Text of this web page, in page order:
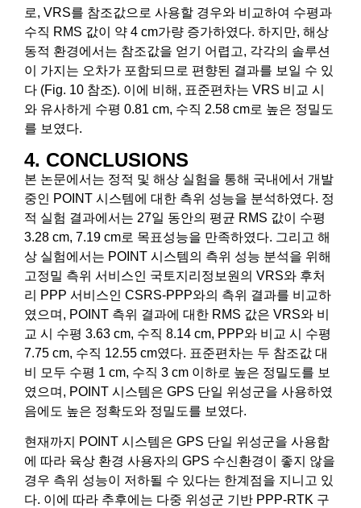
로, VRS를 참조값으로 사용할 경우와 비교하여 수평과
수직 RMS 값이 약 4 cm가량 증가하였다. 하지만, 해상
동적 환경에서는 참조값을 얻기 어렵고, 각각의 솔루션
이 가지는 오차가 포함되므로 편향된 결과를 보일 수 있
다 (Fig. 10 참조). 이에 비해, 표준편차는 VRS 비교 시
와 유사하게 수평 0.81 cm, 수직 2.58 cm로 높은 정밀도
를 보였다.
4. CONCLUSIONS
본 논문에서는 정적 및 해상 실험을 통해 국내에서 개발
중인 POINT 시스템에 대한 측위 성능을 분석하였다. 정
적 실험 결과에서는 27일 동안의 평균 RMS 값이 수평
3.28 cm, 7.19 cm로 목표성능을 만족하였다. 그리고 해
상 실험에서는 POINT 시스템의 측위 성능 분석을 위해
고정밀 측위 서비스인 국토지리정보원의 VRS와 후처
리 PPP 서비스인 CSRS-PPP와의 측위 결과를 비교하
였으며, POINT 측위 결과에 대한 RMS 값은 VRS와 비
교 시 수평 3.63 cm, 수직 8.14 cm, PPP와 비교 시 수평
7.75 cm, 수직 12.55 cm였다. 표준편차는 두 참조값 대
비 모두 수평 1 cm, 수직 3 cm 이하로 높은 정밀도를 보
였으며, POINT 시스템은 GPS 단일 위성군을 사용하였
음에도 높은 정확도와 정밀도를 보였다.
현재까지 POINT 시스템은 GPS 단일 위성군을 사용함
에 따라 육상 환경 사용자의 GPS 수신환경이 좋지 않을
경우 측위 성능이 저하될 수 있다는 한계점을 지니고 있
다. 이에 따라 추후에는 다중 위성군 기반 PPP-RTK 구